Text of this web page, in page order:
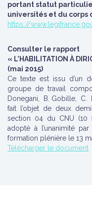
portant statut
universités et du
https://
Consulter le rapport
« L’HABILITATION À
(mai 2015)
Ce texte est issu d’un
groupe de travail
Donegani, B. Gobille,
fait l’objet de deux
section 04 du CNU (10
adopté à l’unanimité
formation plénière le 13
Télécharger le document